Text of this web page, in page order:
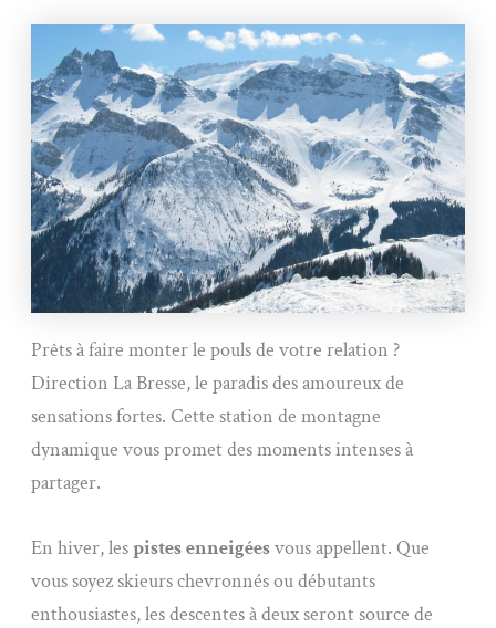
Prêts à faire monter le pouls de votre relation ?
Direction La Bresse, le paradis des amoureux de
sensations fortes. Cette station de montagne
dynamique vous promet des moments intenses à
partager.
En hiver, lespistes enneigéesvous appellent. Que
vous soyez skieurs chevronnés ou débutants
enthousiastes, les descentes à deux seront source de